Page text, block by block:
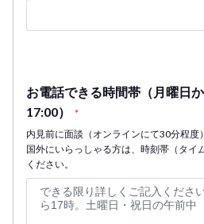
お電話できる時間帯（月曜日
17:00）
*
内見前に面談（オンラインにて30分程度
国外にいらっしゃる方は、時刻帯（タイ
ください。